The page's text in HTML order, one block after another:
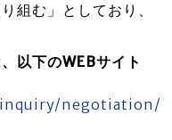
組む」としており、
以下のWEBサイト
negotiation/